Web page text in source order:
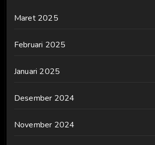
Maret 2025
Februari 2025
Januari 2025
Desember 2024
November 2024